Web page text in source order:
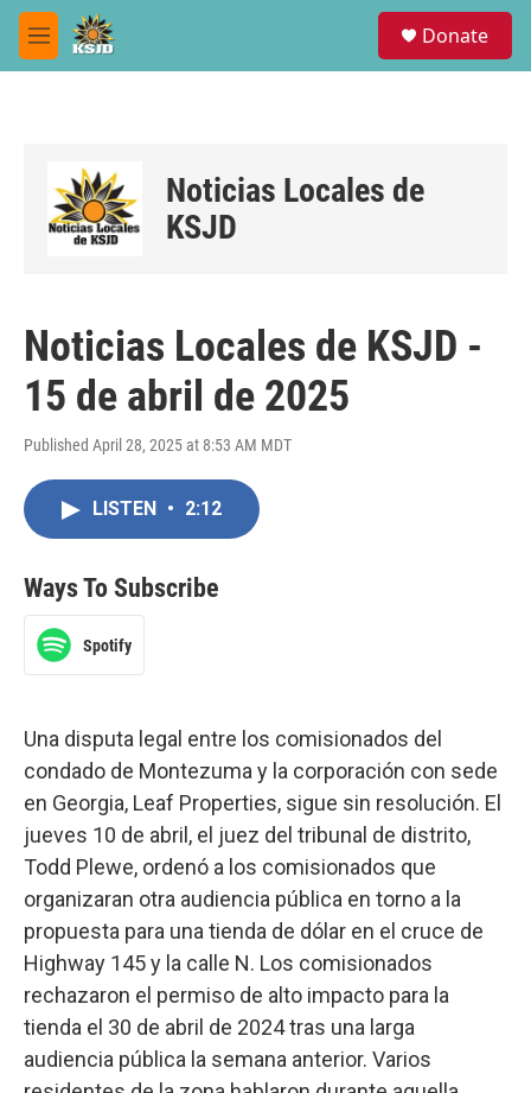
Skip to main content
M
e
Donate
Noticias Locales de
KSJD
Noticias Locales de KSJD -
15 de abril de 2025
Published April 28, 2025 at 8:53 AM MDT
LISTEN • 2:12
Ways To Subscribe
Spotify
Una disputa legal entre los comisionados del
condado de Montezuma y la corporación con sede
en Georgia, Leaf Properties, sigue sin resolución. El
jueves 10 de abril, el juez del tribunal de distrito,
Todd Plewe, ordenó a los comisionados que
organizaran otra audiencia pública en torno a la
propuesta para una tienda de dólar en el cruce de
Highway 145 y la calle N. Los comisionados
rechazaron el permiso de alto impacto para la
tienda el 30 de abril de 2024 tras una larga
audiencia pública la semana anterior. Varios